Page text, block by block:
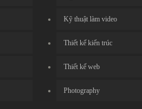
Kỹ thuật làm video
Thiết kế kiến trúc
Thiết kế web
Photography